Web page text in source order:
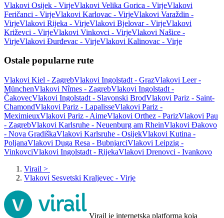
Vlakovi Osijek - VirjeVlakovi Velika Gorica - VirjeVlakovi
Feričanci - VirjeVlakovi Karlovac - VirjeVlakovi Varaždin -
VirjeVlakovi Rijeka - VirjeVlakovi Bjelovar - VirjeVlakovi
Križevci - VirjeVlakovi Vinkovci - VirjeVlakovi Našice -
VirjeVlakovi Đurđevac - VirjeVlakovi Kalinovac - Virje
Ostale popularne rute
Vlakovi Kiel - ZagrebVlakovi Ingolstadt - GrazVlakovi Leer -
MünchenVlakovi Nîmes - ZagrebVlakovi Ingolstadt -
ČakovecVlakovi Ingolstadt - Slavonski BrodVlakovi Pariz - Saint-
ChamondVlakovi Pariz - LapalisseVlakovi Pariz -
MeximieuxVlakovi Pariz - AimeVlakovi Orthez - ParizVlakovi Pau
- ZagrebVlakovi Karlsruhe - Neuenburg am RheinVlakovi Đakovo
- Nova GradiškaVlakovi Karlsruhe - OsijekVlakovi Kutina -
PoljanaVlakovi Duga Resa - BubnjarciVlakovi Leipzig -
VinkovciVlakovi Ingolstadt - RijekaVlakovi Drenovci - Ivankovo
Virail >
Vlakovi Sesvetski Kraljevec - Virje
Virail je internetska platforma koja